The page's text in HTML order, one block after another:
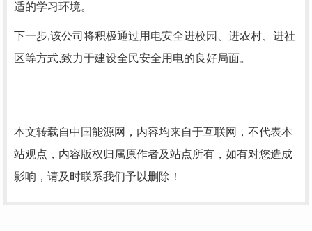
适的学习环境。
下一步,该公司将积极通过用电安全进校园、进农村、进社
区等方式,致力于建设全民安全用电的良好局面。
本文转载自中国能源网，内容均来自于互联网，不代表本
站观点，内容版权归属原作者及站点所有，如有对您造成
影响，请及时联系我们予以删除！